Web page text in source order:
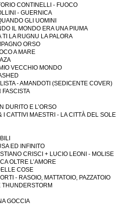
CONTINELLI - FUOCO
- GUERNICA
GLI UOMINI
IL MONDO ERA UNA PIUMA
LA RUGNU LA PALORA
ORSO
A MARE
VECCHIO MONDO
- AMANDOTI (SEDICENTE COVER)
FASCISTA
DURITO E L’ORSO
I CATTIVI MAESTRI - LA CITTÀ DEL SOLE
ED INFINITO
CRISCI + LUCIO LEONI - MOLISE
OLTRE L’AMORE
COSE
- RASOIO, MATTATOIO, PAZZATOIO
THUNDERSTORM
GOCCIA